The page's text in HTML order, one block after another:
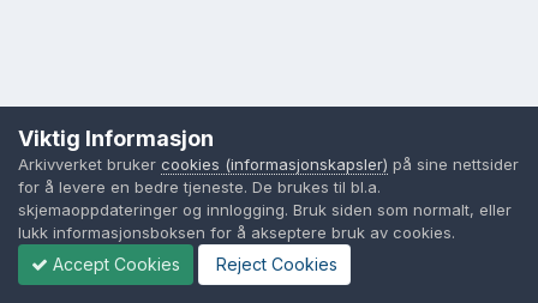
Viktig Informasjon
Arkivverket bruker cookies (informasjonskapsler) på sine nettsider
for å levere en bedre tjeneste. De brukes til bl.a.
skjemaoppdateringer og innlogging. Bruk siden som normalt, eller
lukk informasjonsboksen for å akseptere bruk av cookies.
Accept Cookies Reject Cookies